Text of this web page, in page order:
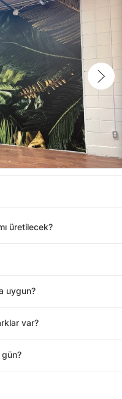
üretilecek?
uygun?
var?